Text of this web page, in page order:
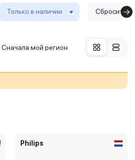
Только в наличии Сбросить
Сначала мой регион
Philips